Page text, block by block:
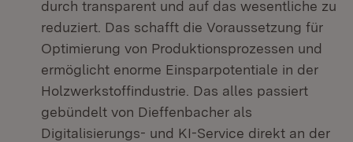
durch transparent und auf das wesentliche zu
reduziert. Das schafft die Voraussetzung für
Optimierung von Produktionsprozessen und
ermöglicht enorme Einsparpotentiale in der
Holzwerkstoffindustrie. Das alles passiert
gebündelt von Dieffenbacher als
Digitalisierungs- und KI-Service direkt an der